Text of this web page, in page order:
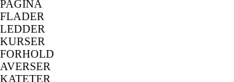
PAGINA
FLADER
LEDDER
KURSER
FORHOLD
AVERSER
KATETER